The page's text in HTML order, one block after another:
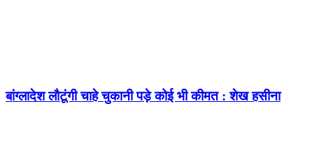
बांग्लादेश लौटूंगी चाहे चुकानी पड़े कोई भी कीमत : शेख हसीना